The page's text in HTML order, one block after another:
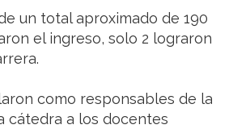
un total aproximado de 190
el ingreso, solo 2 lograron
como responsables de la
cátedra a los docentes